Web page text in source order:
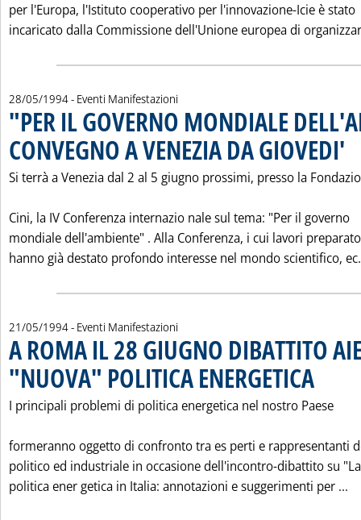
per l'Europa, l'Istituto cooperativo per l'innovazione-Icie è stato
incaricato dalla Commissione dell'Unione europea di
28/05/1994- Eventi Manifestazioni
"PER IL GOVERNO MONDIALE
CONVEGNO A VENEZIA DA GIOVEDI'
Si terrà a Venezia dal 2 al 5 giugno prossimi, presso la
Cini, la IV Conferenza internazio nale sul tema: "Per il governo
mondiale dell'ambiente" . Alla Conferenza, i cui lavori
hanno già destato profondo interesse nel mondo scientifico,
21/05/1994- Eventi Manifestazioni
A ROMA IL 28 GIUGNO DIBATTITO
"NUOVA" POLITICA ENERGETICA
I principali problemi di politica energetica nel nostro Paese
formeranno oggetto di confronto tra es perti e rappresentanti
politico ed industriale in occasione dell'incontro-dibattito su "La
politica ener getica in Italia: annotazioni e suggerimenti per ...